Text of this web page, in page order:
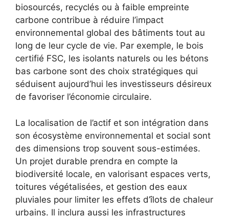
biosourcés, recyclés ou à faible empreinte
carbone contribue à réduire l’impact
environnemental global des bâtiments tout au
long de leur cycle de vie. Par exemple, le bois
certifié FSC, les isolants naturels ou les bétons
bas carbone sont des choix stratégiques qui
séduisent aujourd’hui les investisseurs désireux
de favoriser l’économie circulaire.
La localisation de l’actif et son intégration dans
son écosystème environnemental et social sont
des dimensions trop souvent sous-estimées.
Un projet durable prendra en compte la
biodiversité locale, en valorisant espaces verts,
toitures végétalisées, et gestion des eaux
pluviales pour limiter les effets d’îlots de chaleur
urbains. Il inclura aussi les infrastructures